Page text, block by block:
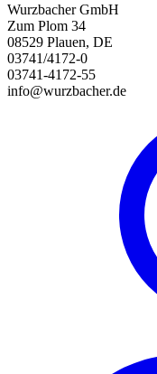
Wurzbacher GmbH
Zum Plom 34
08529 Plauen, DE
03741/4172-0
03741-4172-55
info@wurzbacher.de